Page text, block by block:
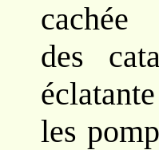
cachée
des
les